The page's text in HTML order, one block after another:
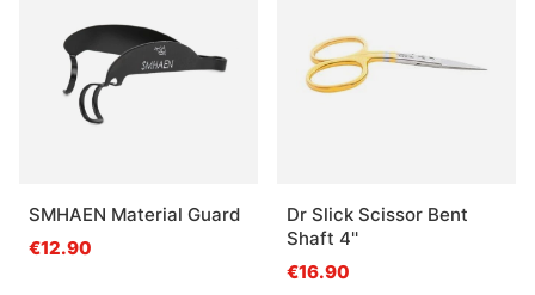
SMHAEN Material Guard
€12.90
Dr Slick Scissor Bent
Shaft 4''
€16.90